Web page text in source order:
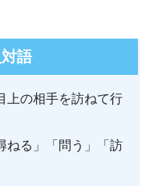
語
上の相手を訪ねて行
ねる」「問う」「訪